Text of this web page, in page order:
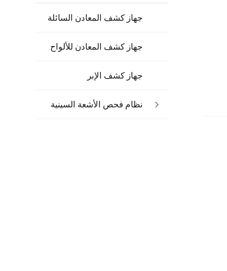
جهاز كشف المعادن السائلة
جهاز كشف المعادن للألواح
جهاز كشف الإبر
نظام فحص الأشعة السينية